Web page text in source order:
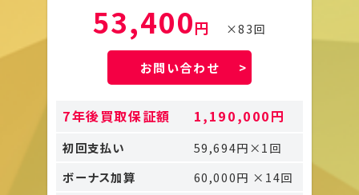
53,400円 ×83回
お問い合わせ
7年後買取保証額 1,190,000円
初回支払い
59,694円×1回
ボーナス加算
60,000円 ×14回